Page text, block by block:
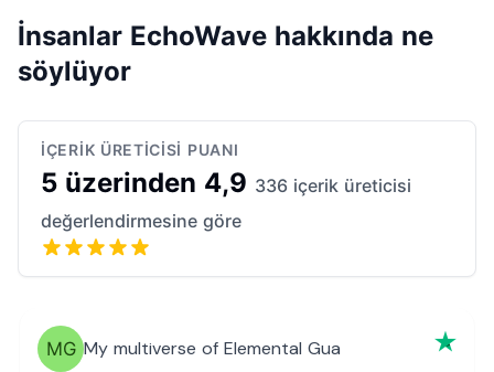
İnsanlar EchoWave hakkında ne
söylüyor
İÇERIK ÜRETICISI PUANI
5 üzerinden 4,9 336 içerik üreticisi
değerlendirmesine göre